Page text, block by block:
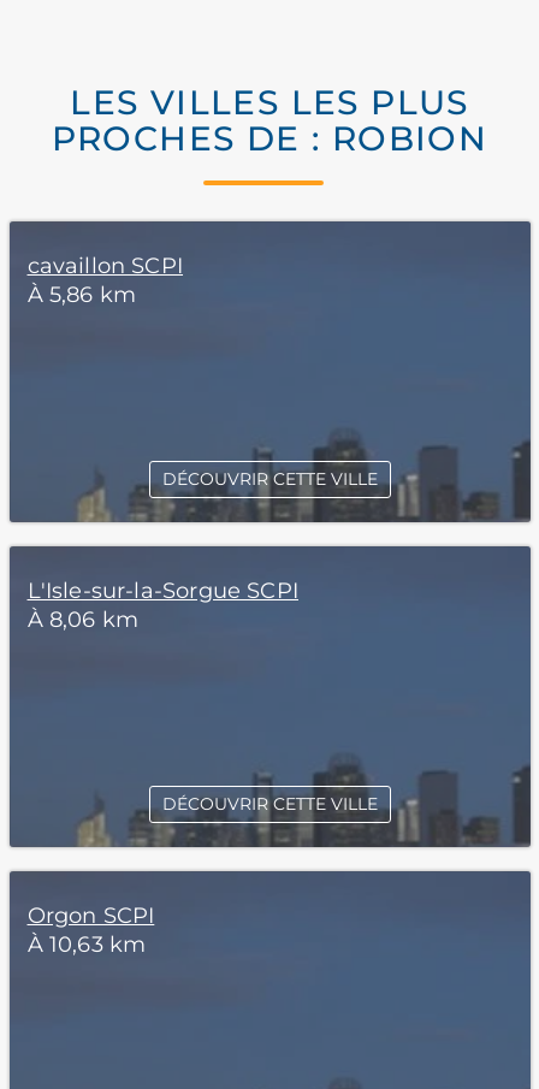
LES VILLES LES PLUS
PROCHES DE : ROBION
cavaillon SCPI
À 5,86 km
DÉCOUVRIR CETTE VILLE
L'Isle-sur-la-Sorgue SCPI
À 8,06 km
DÉCOUVRIR CETTE VILLE
Orgon SCPI
À 10,63 km